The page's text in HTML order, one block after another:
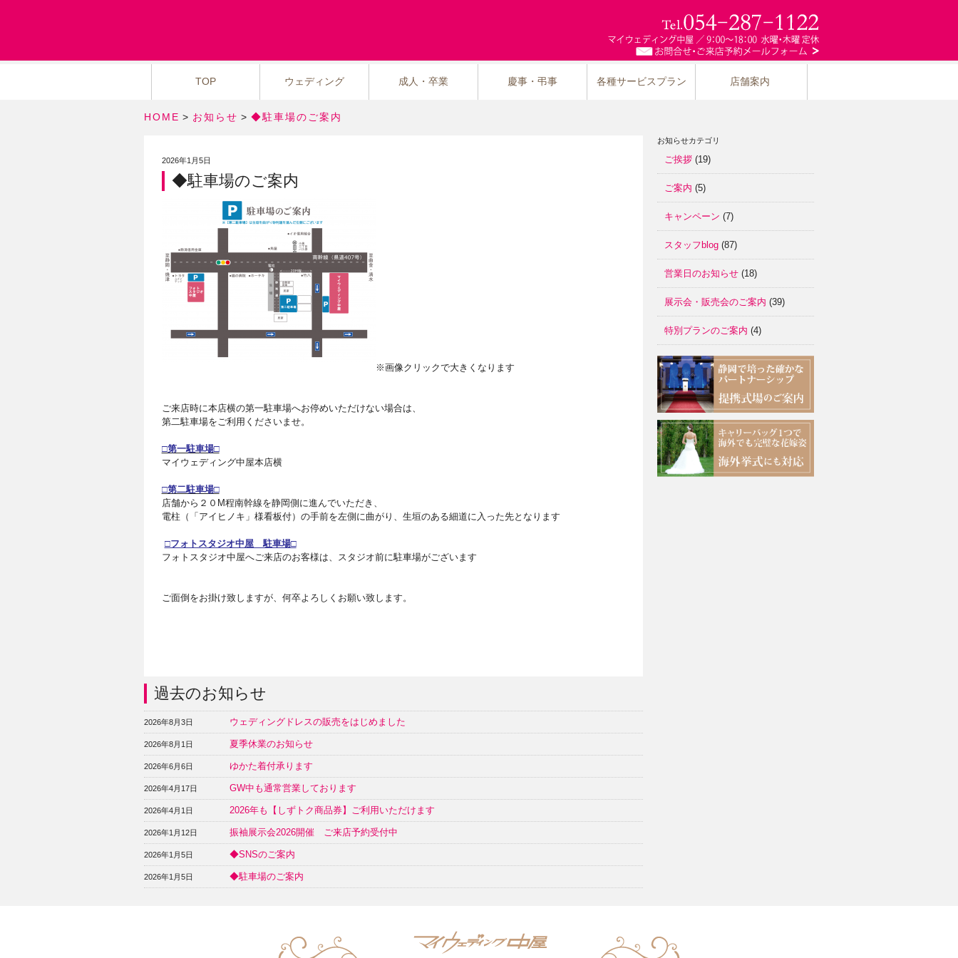
TOP ウェディング 成人・卒業 慶事・弔事 各種サービスプラン 店舗案内
HOME > お知らせ > ◆駐車場のご案内
2026年1月5日
◆駐車場のご案内
※画像クリックで大きくなります
ご来店時に本店横の第一駐車場へお停めいただけない場合は、
第二駐車場をご利用くださいませ。
□第一駐車場□
マイウェディング中屋本店横
□第二駐車場□
店舗から２０M程南幹線を静岡側に進んでいただき、
電柱（「アイヒノキ」様看板付）の手前を左側に曲がり、生垣のある細道に入った先となります
□フォトスタジオ中屋 駐車場□
フォトスタジオ中屋へご来店のお客様は、スタジオ前に駐車場がございます
ご面倒をお掛け致しますが、何卒よろしくお願い致します。
過去のお知らせ
2026年8月3日 ウェディングドレスの販売をはじめました
2026年8月1日 夏季休業のお知らせ
2026年6月6日 ゆかた着付承ります
2026年4月17日 GW中も通常営業しております
2026年4月1日 2026年も【しずトク商品券】ご利用いただけます
2026年1月12日 振袖展示会2026開催 ご来店予約受付中
2026年1月5日 ◆SNSのご案内
2026年1月5日 ◆駐車場のご案内
お知らせカテゴリ
ご挨拶(19)
ご案内 (5)
キャンペーン (7)
スタッフblog(87)
営業日のお知らせ(18)
展示会・販売会のご案内 (39)
特別プランのご案内 (4)